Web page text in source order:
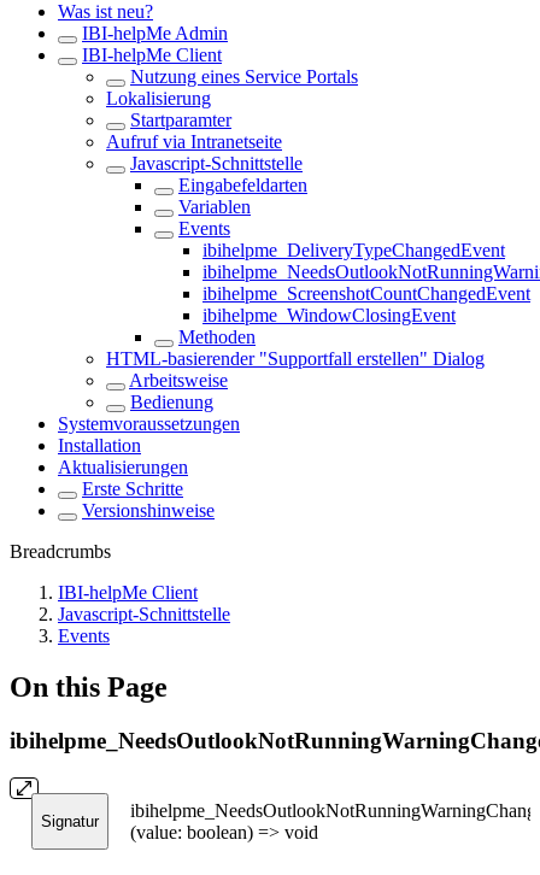
Was ist neu?
IBI-helpMe Admin
IBI-helpMe Client
Nutzung eines Service Portals
Lokalisierung
Startparamter
Aufruf via Intranetseite
Javascript-Schnittstelle
Eingabefeldarten
Variablen
Events
ibihelpme_DeliveryTypeChangedEvent
ibihelpme_ScreenshotCountChangedEvent
ibihelpme_WindowClosingEvent
Methoden
HTML-basierender "Supportfall erstellen" Dialog
Arbeitsweise
Bedienung
Systemvoraussetzungen
Installation
Aktualisierungen
Erste Schritte
Versionshinweise
Breadcrumbs
IBI-helpMe Client
Javascript-Schnittstelle
Events
On this Page
Signatur
(value: boolean) => void